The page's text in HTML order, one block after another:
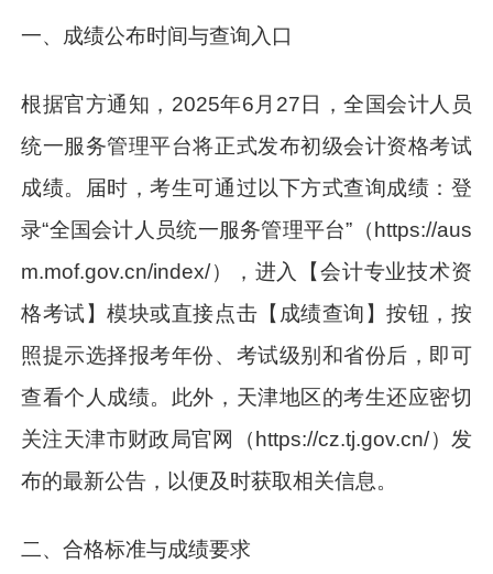
一、成绩公布时间与查询入口
根据官方通知，2025年6月27日，全国会计人员
统一服务管理平台将正式发布初级会计资格考试
成绩。届时，考生可通过以下方式查询成绩：登
录“全国会计人员统一服务管理平台”（https://aus
m.mof.gov.cn/index/），进入【会计专业技术资
格考试】模块或直接点击【成绩查询】按钮，按
照提示选择报考年份、考试级别和省份后，即可
查看个人成绩。此外，天津地区的考生还应密切
关注天津市财政局官网（https://cz.tj.gov.cn/）发
布的最新公告，以便及时获取相关信息。
二、合格标准与成绩要求